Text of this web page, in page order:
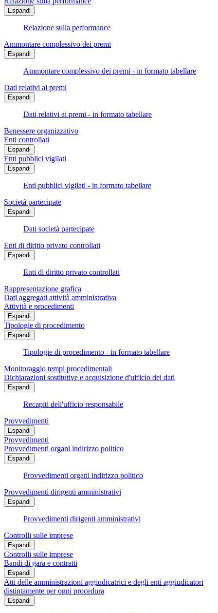
Espandi
Relazione sulla performance
Ammontare complessivo dei premi
Espandi
Ammontare complessivo dei premi - in formato tabellare
Dati relativi ai premi
Espandi
Dati relativi ai premi - in formato tabellare
Benessere organizzativo
Enti controllati
Espandi
Enti pubblici vigilati
Espandi
Enti pubblici vigilati - in formato tabellare
Società partecipate
Espandi
Dati società partecipate
Enti di diritto privato controllati
Espandi
Enti di diritto privato controllati
Rappresentazione grafica
Dati aggregati attività amministrativa
Attività e procedimenti
Espandi
Tipologie di procedimento
Espandi
Tipologie di procedimento - in formato tabellare
Monitoraggio tempi procedimentali
Dichiarazioni sostitutive e acquisizione d'ufficio dei dati
Espandi
Recapiti dell'ufficio responsabile
Provvedimenti
Espandi
Provvedimenti
Provvedimenti organi indirizzo politico
Espandi
Provvedimenti organi indirizzo politico
Provvedimenti dirigenti amministrativi
Espandi
Provvedimenti dirigenti amministrativi
Controlli sulle imprese
Espandi
Controlli sulle imprese
Bandi di gara e contratti
Espandi
Atti delle amministrazioni aggiudicatrici e degli enti aggiudicatori
distintamente per ogni procedura
Espandi